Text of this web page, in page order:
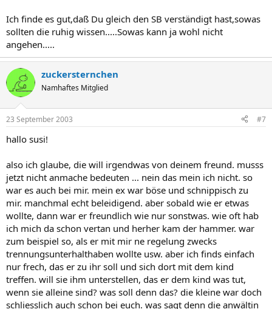
Ich finde es gut,daß Du gleich den SB verständigt hast,sowas
sollten die ruhig wissen.....Sowas kann ja wohl nicht
angehen.....
zuckersternchen
Namhaftes Mitglied
23 September 2003 #7
hallo susi!
also ich glaube, die will irgendwas von deinem freund. musss
jetzt nicht anmache bedeuten ... nein das mein ich nicht. so
war es auch bei mir. mein ex war böse und schnippisch zu
mir. manchmal echt beleidigend. aber sobald wie er etwas
wollte, dann war er freundlich wie nur sonstwas. wie oft hab
ich mich da schon vertan und herher kam der hammer. war
zum beispiel so, als er mit mir ne regelung zwecks
trennungsunterhalthaben wollte usw. aber ich finds einfach
nur frech, das er zu ihr soll und sich dort mit dem kind
treffen. will sie ihm unterstellen, das er dem kind was tut,
wenn sie alleine sind? was soll denn das? die kleine war doch
schliesslich auch schon bei euch. was sagt denn die anwältin